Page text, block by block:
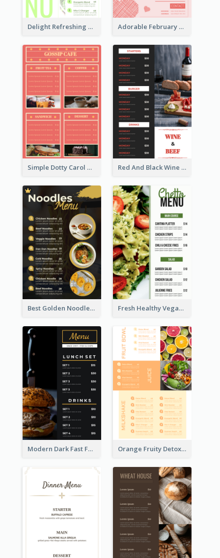
Delight Refreshing Green Menu Design Idea Adorable February Seasonal Menu Design Ideas
Simple Dotty Carol New Year Menu Design Idea Red And Black Wine Restaurant Menu
Best Golden Noodles Restaurant Menu Design Fresh Healthy Vegan Salad Food Menu Design
Modern Dark Fast Food Menu Design Orange Fruity Detox Bar Menu Design Ideas